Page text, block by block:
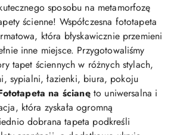
sposobu na metamorfozę
ścienne! Współczesna fototapeta
która błyskawicznie przemieni
inne miejsce. Przygotowaliśmy
tapet ściennych w różnych stylach,
sypialni, łazienki, biura, pokoju
na ścianęto uniwersalna i
która zyskała ogromną
dobrana tapeta podkreśli